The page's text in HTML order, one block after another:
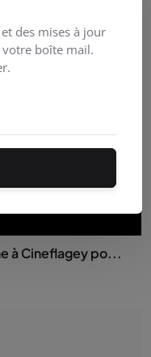
à Cineflagey po...
des mises à jour
boîte mail.